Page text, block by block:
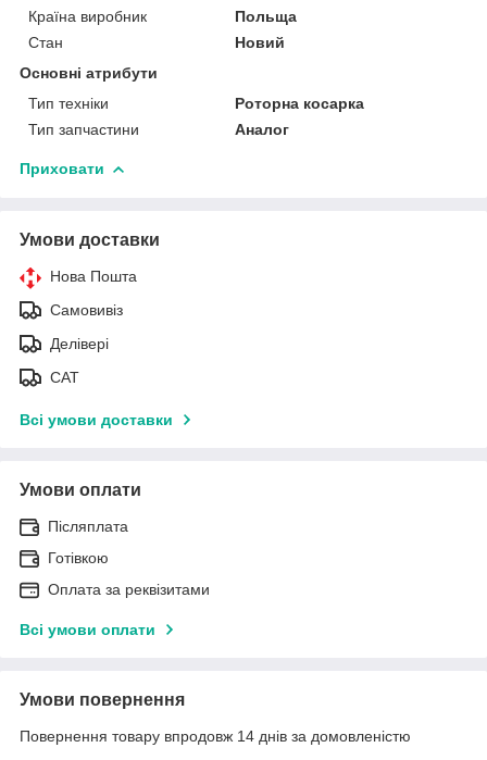
Країна виробник
Польща
Стан
Новий
Основні атрибути
Тип техніки
Роторна косарка
Тип запчастини
Аналог
Приховати
Умови доставки
Нова Пошта
Самовивіз
Делівері
САТ
Всі умови доставки
Умови оплати
Післяплата
Готівкою
Оплата за реквізитами
Всі умови оплати
Умови повернення
Повернення товару впродовж 14 днів за домовленістю